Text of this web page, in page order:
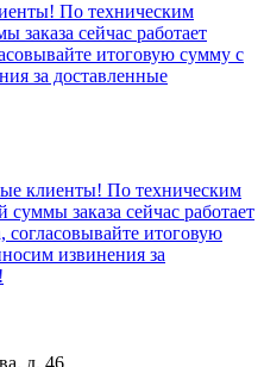
По техническим
заказа сейчас работает
итоговую сумму с
за доставленные
клиенты! По техническим
заказа сейчас работает
итоговую
извинения за
д. 46